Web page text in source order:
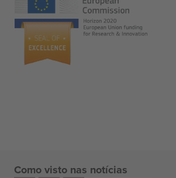
Como visto nas notícias